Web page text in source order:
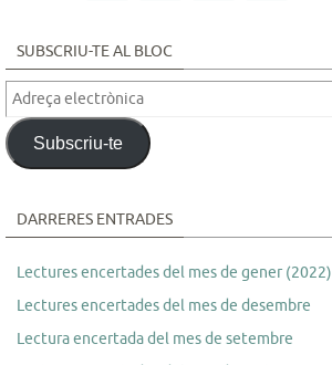
SUBSCRIU-TE AL BLOC
Adreça
electrònica
Subscriu-te
DARRERES ENTRADES
Lectures encertades del mes de gener (2022)
Lectures encertades del mes de desembre
Lectura encertada del mes de setembre